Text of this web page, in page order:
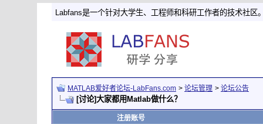
Labfans是一个针对大学生、工程师和科研工作者的技术社区
MATLAB爱好者论坛-LabFans.com > 论坛管理 > 论坛公告
[讨论]大家都用Matlab做什么？
注册账号